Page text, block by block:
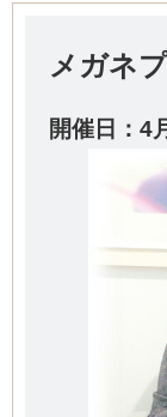
メガネ
開催日：4